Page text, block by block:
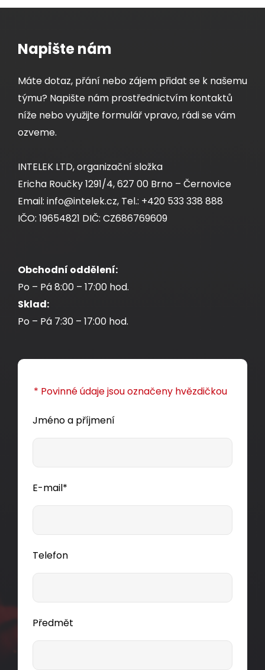
Napište nám
Máte dotaz, přání nebo zájem přidat se k našemu
týmu? Napište nám prostřednictvím kontaktů
níže nebo využijte formulář vpravo, rádi se vám
ozveme.
INTELEK LTD, organizační složka
Ericha Roučky 1291/4, 627 00 Brno – Černovice
Email: info@intelek.cz, Tel.: +420 533 338 888
IČO: 19654821 DIČ: CZ686769609
Obchodní oddělení:
Po – Pá 8:00 – 17:00 hod.
Sklad:
Po – Pá 7:30 – 17:00 hod.
* Povinné údaje jsou označeny hvězdičkou
Jméno a příjmení
E-mail*
Telefon
Předmět